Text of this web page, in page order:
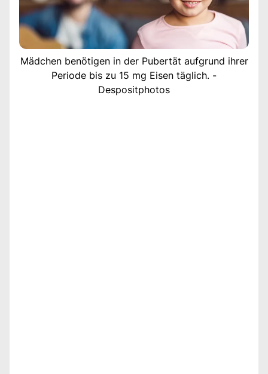
Mädchen benötigen in der Pubertät aufgrund ihrer
Periode bis zu 15 mg Eisen täglich. -
Despositphotos